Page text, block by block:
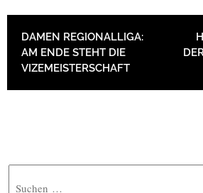
DAMEN REGIONALLIGA:
AM ENDE STEHT DIE
VIZEMEISTERSCHAFT